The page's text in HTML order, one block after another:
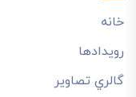
خانه
رويدادها
گالري تصاوير